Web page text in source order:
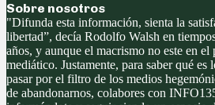
Sobre nosotros
"Difunda esta información, sienta la
libertad”, decía Rodolfo Walsh en
años, y aunque el macrismo no este en
mediático. Justamente, para saber qué es
pasar por el filtro de los medios
de abandonarnos, colabores con